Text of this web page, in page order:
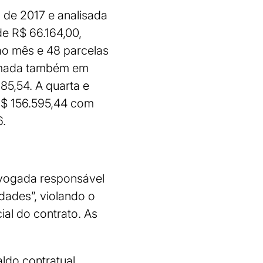
2017 e analisada
R$ 66.164,00,
mês e 48 parcelas
também em
A quarta e
156.595,44 com
responsável
violando o
do contrato. As